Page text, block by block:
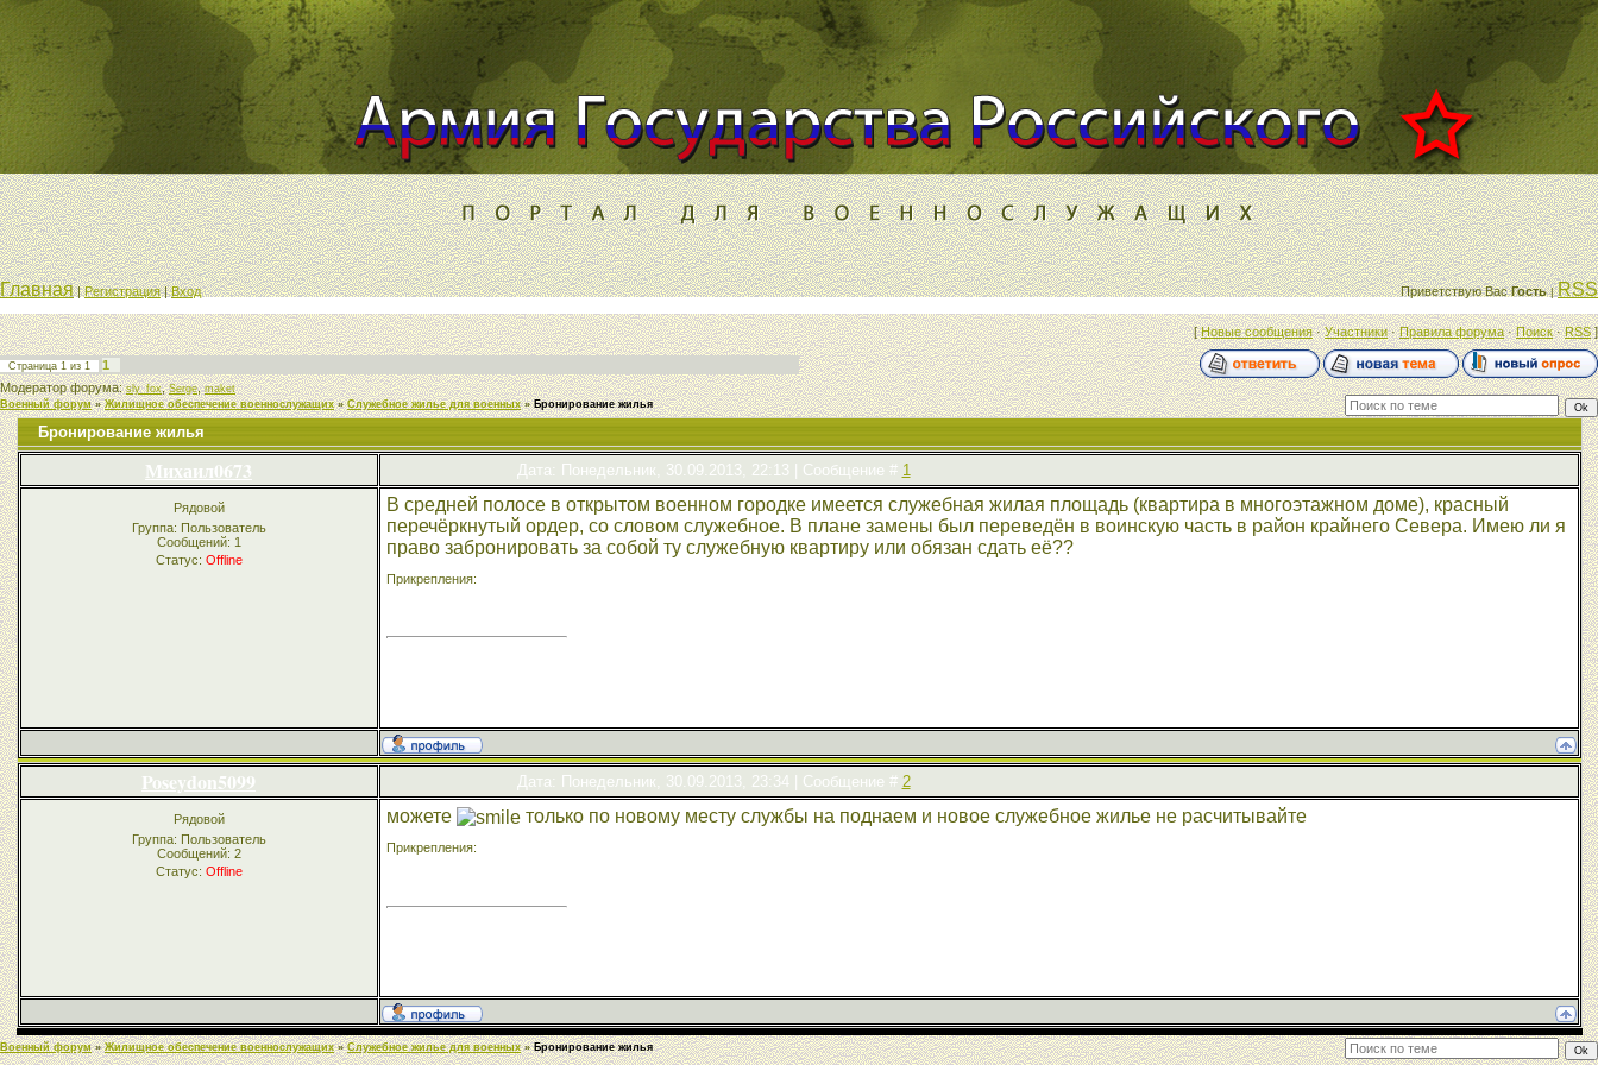
Главная|Регистрация|Вход Приветствую Вас Гость |RSS
[Новые сообщения·Участники·Правила форума·Поиск·RSS]
Страница 1 из 1
1
Модератор форума:sly_fox,Serge,maket
Военный форум » Жилищное обеспечение военнослужащих » Служебное жилье для военных » Бронирование жилья
Бронирование жилья
Михаил0673 Дата: Понедельник, 30.09.2013, 22:13 | Сообщение # 1
Рядовой
Группа: Пользователь
Сообщений: 1
Статус: Offline
В средней полосе в открытом военном городке имеется служебная жилая площадь (квартира в многоэтажном доме), красный
перечёркнутый ордер, со словом служебное. В плане замены был переведён в воинскую часть в район крайнего Севера. Имею ли я
право забронировать за собой ту служебную квартиру или обязан сдать её??
Прикрепления:
Poseydon5099 Дата: Понедельник, 30.09.2013, 23:34 | Сообщение # 2
Рядовой
Группа: Пользователь
Сообщений: 2
Статус: Offline
можете только по новому месту службы на поднаем и новое служебное жилье не расчитывайте
Прикрепления:
Военный форум » Жилищное обеспечение военнослужащих » Служебное жилье для военных » Бронирование жилья